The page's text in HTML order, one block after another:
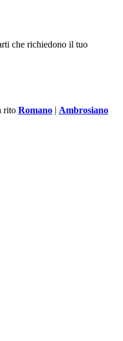
che richiedono il tuo
rito Romano | Ambrosiano